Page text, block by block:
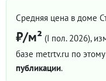
Средняя цена в доме
₽/м² (I пол. 2026),
базе metrtv.ru по
публикации.